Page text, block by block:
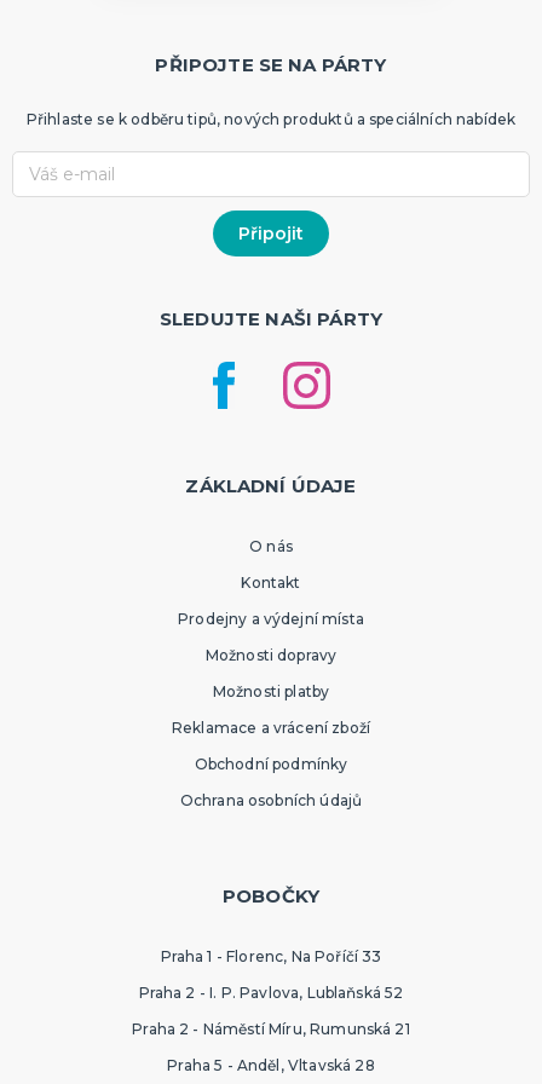
PŘIPOJTE SE NA PÁRTY
Přihlaste se k odběru tipů, nových produktů a speciálních nabídek
SLEDUJTE NAŠI PÁRTY
ZÁKLADNÍ ÚDAJE
O nás
Kontakt
Prodejny a výdejní místa
Možnosti dopravy
Možnosti platby
Reklamace a vrácení zboží
Obchodní podmínky
Ochrana osobních údajů
POBOČKY
Praha 1 - Florenc, Na Poříčí 33
Praha 2 - I. P. Pavlova, Lublaňská 52
Praha 2 - Náměstí Míru, Rumunská 21
Praha 5 - Anděl, Vltavská 28